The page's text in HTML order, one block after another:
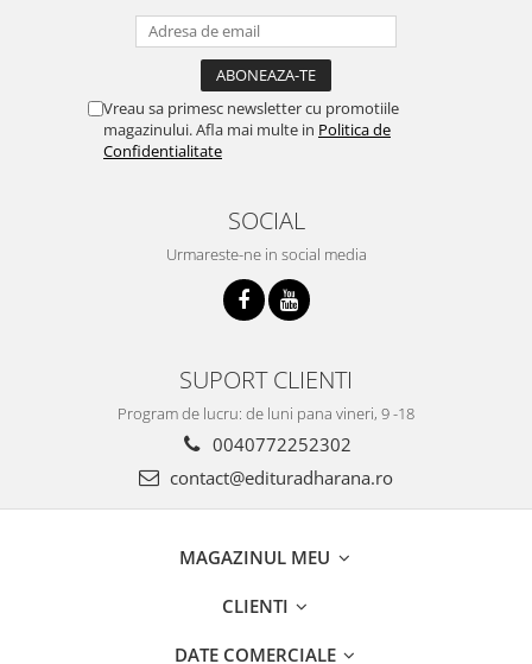
Vreau sa primesc newsletter cu promotiile
magazinului. Afla mai multe in Politica de
Confidentialitate
SOCIAL
Urmareste-ne in social media
SUPORT CLIENTI
Program de lucru: de luni pana vineri, 9 -18
0040772252302
contact@edituradharana.ro
MAGAZINUL MEU
CLIENTI
DATE COMERCIALE